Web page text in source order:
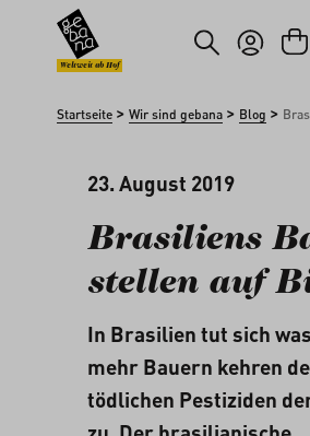
Hauptinhalt springen
Zur Suche springen
Weltweit ab Hof
Startseite > Wir sind gebana > Blog >
23. August 2019
Brasiliens
stellen auf
In Brasilien tut sich
mehr Bauern kehren
tödlichen Pestiziden